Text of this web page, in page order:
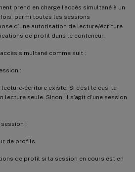
prend en charge l’accès simultané à un
parmi toutes les sessions
d’une autorisation de lecture/écriture
de profil dans le conteneur.
simultané comme suit :
:
écriture existe. Si c’est le cas, la
lecture seule. Sinon, il s’agit d’une session
:
de profils.
de profil si la session en cours est en